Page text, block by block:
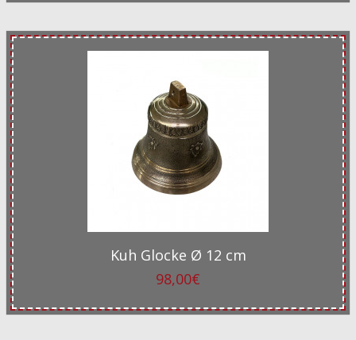
Kuh Glocke Ø 12 cm
98,00€